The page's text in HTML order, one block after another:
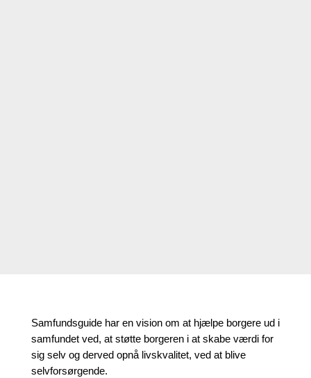
Samfundsguide har en vision om at hjælpe borgere ud i
samfundet ved, at støtte borgeren i at skabe værdi for
sig selv og derved opnå livskvalitet, ved at blive
selvforsørgende.